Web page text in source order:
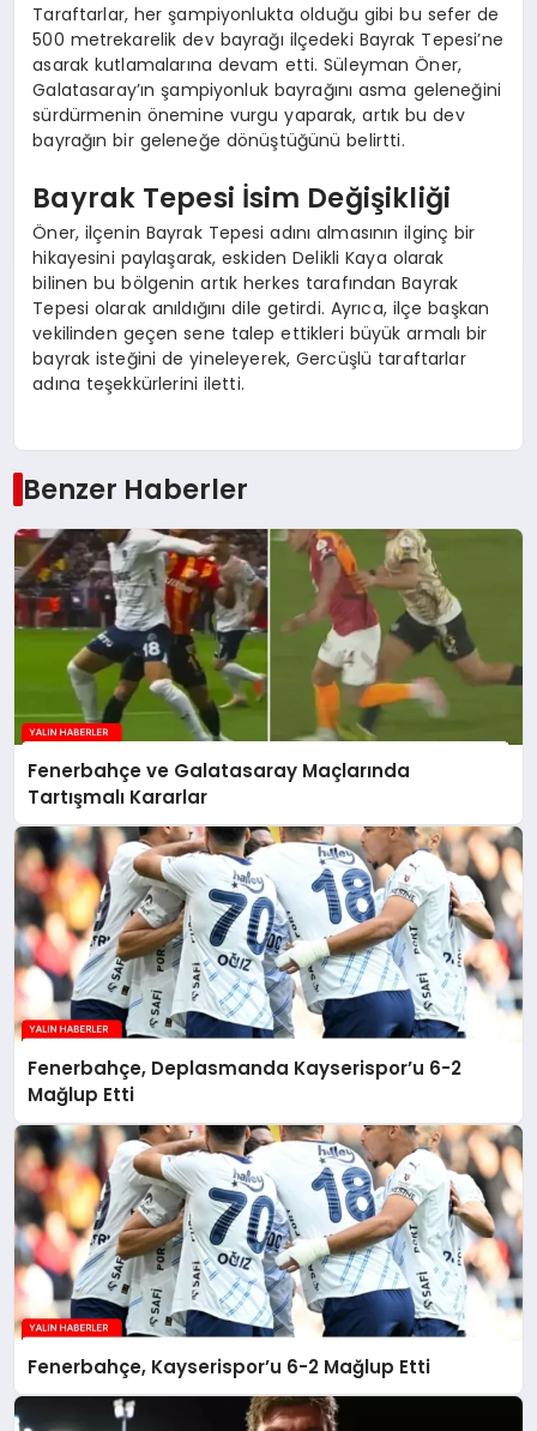
Taraftarlar, her şampiyonlukta olduğu gibi bu sefer de
500 metrekarelik dev bayrağı ilçedeki Bayrak Tepesi’ne
asarak kutlamalarına devam etti. Süleyman Öner,
Galatasaray’ın şampiyonluk bayrağını asma geleneğini
sürdürmenin önemine vurgu yaparak, artık bu dev
bayrağın bir geleneğe dönüştüğünü belirtti.
Bayrak Tepesi İsim Değişikliği
Öner, ilçenin Bayrak Tepesi adını almasının ilginç bir
hikayesini paylaşarak, eskiden Delikli Kaya olarak
bilinen bu bölgenin artık herkes tarafından Bayrak
Tepesi olarak anıldığını dile getirdi. Ayrıca, ilçe başkan
vekilinden geçen sene talep ettikleri büyük armalı bir
bayrak isteğini de yineleyerek, Gercüşlü taraftarlar
adına teşekkürlerini iletti.
Benzer Haberler
Fenerbahçe ve Galatasaray Maçlarında
Tartışmalı Kararlar
Fenerbahçe, Deplasmanda Kayserispor’u 6-2
Mağlup Etti
Fenerbahçe, Kayserispor’u 6-2 Mağlup Etti